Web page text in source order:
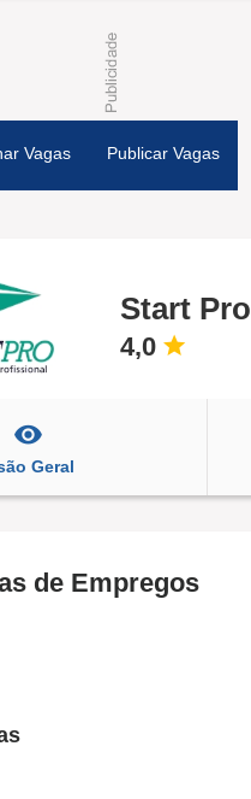
Vagas Publicar Vagas
Start Pro
4,0
Geral
de Empregos